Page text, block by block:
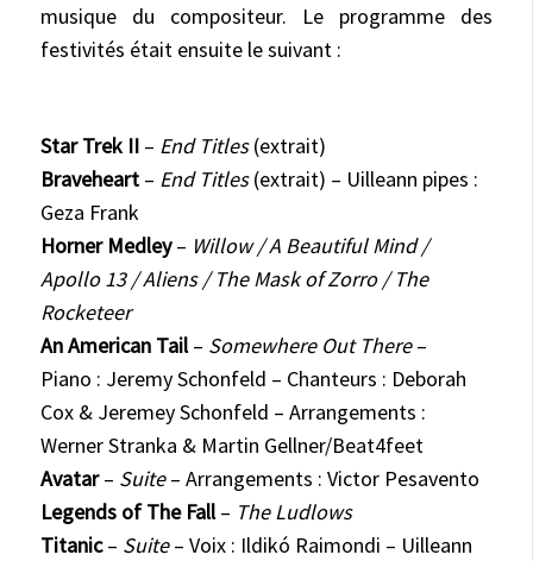
musique du compositeur. Le programme des
festivités était ensuite le suivant :
Star Trek II – End Titles(extrait)
Braveheart – End Titles(extrait) – Uilleann pipes :
Geza Frank
Horner Medley– Willow / A Beautiful Mind /
Apollo 13 / Aliens / The Mask of Zorro /The
Rocketeer
An American Tail– Somewhere Out There–
Piano : Jeremy Schonfeld – Chanteurs : Deborah
Cox & Jeremey Schonfeld – Arrangements :
Werner Stranka & Martin Gellner/Beat4feet
Avatar– Suite– Arrangements : Victor Pesavento
Legends of The Fall– The Ludlows
Titanic– Suite– Voix : Ildikó Raimondi – Uilleann